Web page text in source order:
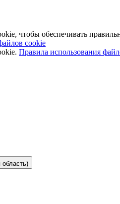
чтобы обеспечивать
cookie
Правила использования
область)